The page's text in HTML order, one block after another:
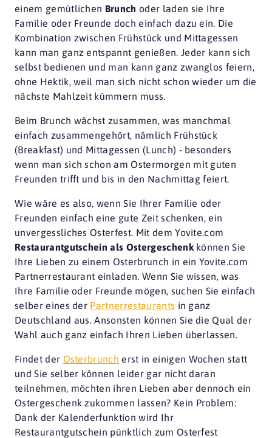
einem gemütlichen Brunch oder laden sie Ihre
Familie oder Freunde doch einfach dazu ein. Die
Kombination zwischen Frühstück und Mittagessen
kann man ganz entspannt genießen. Jeder kann sich
selbst bedienen und man kann ganz zwanglos feiern,
ohne Hektik, weil man sich nicht schon wieder um die
nächste Mahlzeit kümmern muss.
Beim Brunch wächst zusammen, was manchmal
einfach zusammengehört, nämlich Frühstück
(Breakfast) und Mittagessen (Lunch) - besonders
wenn man sich schon am Ostermorgen mit guten
Freunden trifft und bis in den Nachmittag feiert.
Wie wäre es also, wenn Sie Ihrer Familie oder
Freunden einfach eine gute Zeit schenken, ein
unvergessliches Osterfest. Mit dem Yovite.com
Restaurantgutschein als Ostergeschenkkönnen Sie
Ihre Lieben zu einem Osterbrunch in ein Yovite.com
Partnerrestaurant einladen. Wenn Sie wissen, was
Ihre Familie oder Freunde mögen, suchen Sie einfach
selber eines der Partnerrestaurants in ganz
Deutschland aus. Ansonsten können Sie die Qual der
Wahl auch ganz einfach Ihren Lieben überlassen.
Findet der Osterbrunch erst in einigen Wochen statt
und Sie selber können leider gar nicht daran
teilnehmen, möchten ihren Lieben aber dennoch ein
Ostergeschenk zukommen lassen? Kein Problem:
Dank der Kalenderfunktion wird Ihr
Restaurantgutschein pünktlich zum Osterfest